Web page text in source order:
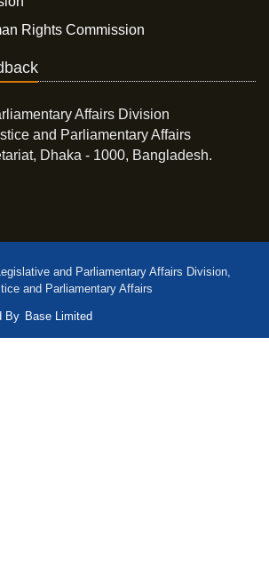
Rights Commission
Affairs Division
and Parliamentary Affairs
Dhaka - 1000, Bangladesh.
and Parliamentary Affairs Division,
and Parliamentary Affairs
By Base Limited